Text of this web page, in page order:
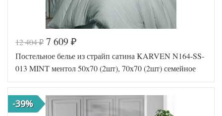
12 404₽ 7 609 ₽
Постельное белье из страйп сатина KARVEN N164-SS-
013 MINT ментол 50х70 (2шт), 70х70 (2шт) семейное
-39%